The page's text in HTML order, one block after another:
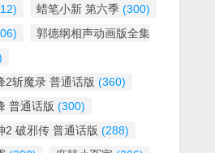
蜡笔小新 第六季 (300)
郭德纲相声动画版全集
2斩魔录 普通话版 (360)
普通话版 (300)
2 破邪传 普通话版 (288)